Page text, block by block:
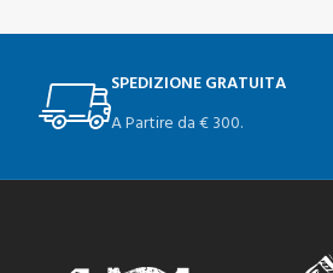
SPEDIZIONE GRATUITA
A Partire da € 300.